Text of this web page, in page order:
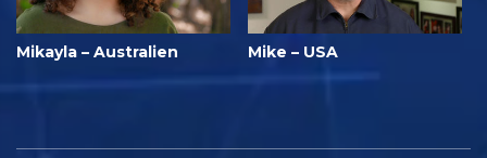
Mikayla – Australien Mike – USA